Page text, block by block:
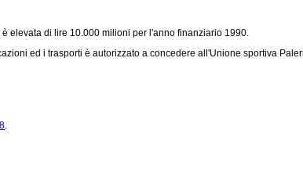
è elevata di lire 10.000 milioni per l'anno finanziario 1990.
ed i trasporti è autorizzato a concedere all'Unione sportiva
.